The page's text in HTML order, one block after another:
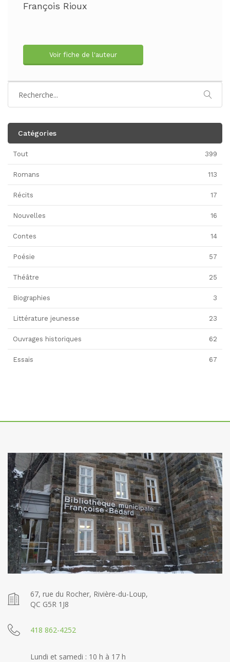
François Rioux
Voir fiche de l'auteur
Catégories
Tout 399
Romans 113
Récits 17
Nouvelles 16
Contes 14
Poésie 57
Théâtre 25
Biographies 3
Littérature jeunesse 23
Ouvrages historiques 62
Essais 67
67, rue du Rocher, Rivière-du-Loup,
QC G5R 1J8
418 862-4252
Lundi et samedi : 10 h à 17 h